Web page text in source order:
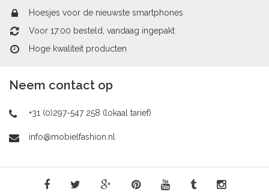
Hoesjes voor de nieuwste smartphones
Voor 17:00 besteld, vandaag ingepakt
Hoge kwaliteit producten
Neem contact op
+31 (0)297-547 258 (lokaal tarief)
info@mobielfashion.nl